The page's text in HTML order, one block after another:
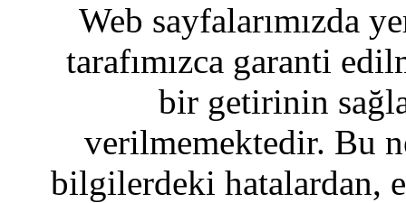
Web sayfalarımızda
tarafımızca garanti
bir getirinin
verilmemektedir. Bu
bilgilerdeki hatalardan,